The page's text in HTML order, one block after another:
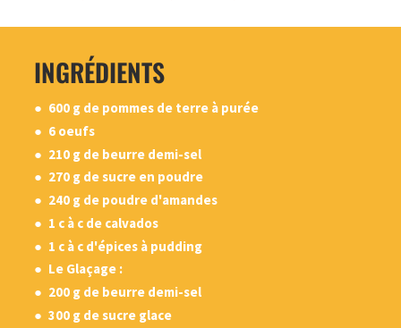
INGRÉDIENTS
600 g de pommes de terre à purée
6 oeufs
210 g de beurre demi-sel
270 g de sucre en poudre
240 g de poudre d'amandes
1 c à c de calvados
1 c à c d'épices à pudding
Le Glaçage :
200 g de beurre demi-sel
300 g de sucre glace